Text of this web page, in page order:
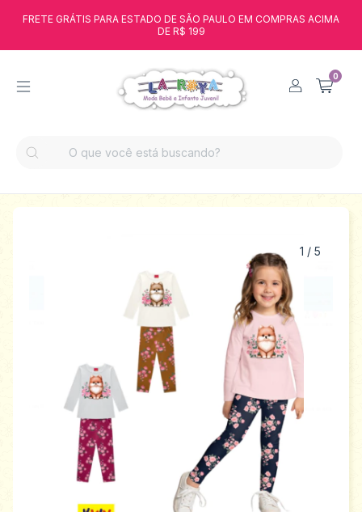
FRETE GRÁTIS PARA ESTADO DE SÃO PAULO EM COMPRAS ACIMA
DE R$ 199
0
1 / 5